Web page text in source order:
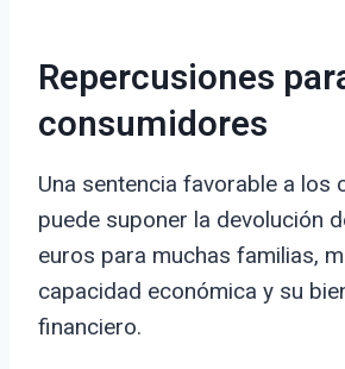
Repercusiones
consumidores
Una sentencia favorable a los
puede suponer la devolución
euros para muchas familias,
capacidad económica y su
financiero.